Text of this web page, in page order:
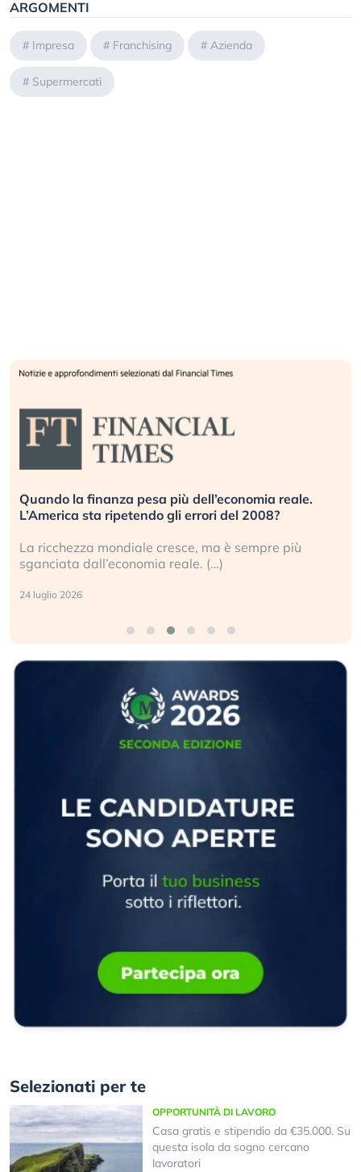
ARGOMENTI
# Impresa # Franchising # Azienda
# Supermercati
Quando la finanza pesa più dell’economia reale.
L’America sta ripetendo gli errori del 2008?
La ricchezza mondiale cresce, ma è sempre più
sganciata dall’economia reale. (…)
24 luglio 2026
Selezionati per te
OPPORTUNITÀ DI LAVORO
Casa gratis e stipendio da €35.000. Su
questa isola da sogno cercano
lavoratori